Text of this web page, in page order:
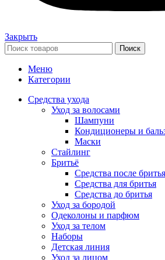
Закрыть
Поиск
Меню
Категории
Средства ухода
Уход за волосами
Шампуни
Кондиционеры и
Маски
Стайлинг
Бритьё
Средства после бритья
Средства для бритья
Средства до бритья
Уход за бородой
Одеколоны и парфюм
Уход за телом
Наборы
Детская линия
Уход за лицом